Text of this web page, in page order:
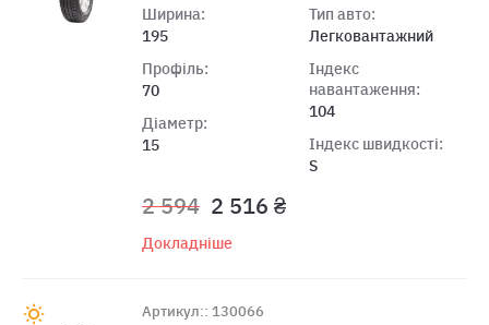
Ширина:
195
Профіль:
70
Діаметр:
15
Тип авто:
Легковантажний
Індекс
навантаження:
104
Індекс швидкості:
S
2 594 2 516 ₴
Докладніше
Артикул:: 130066